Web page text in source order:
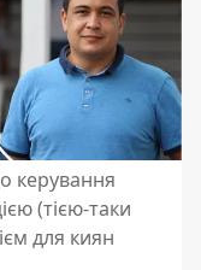
керування
(тією-таки
для киян